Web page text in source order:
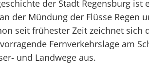
der Stadt Regensburg ist
der Mündung der Flüsse Regen
seit frühester Zeit zeichnet sich
Fernverkehrslage am
und Landwege aus.